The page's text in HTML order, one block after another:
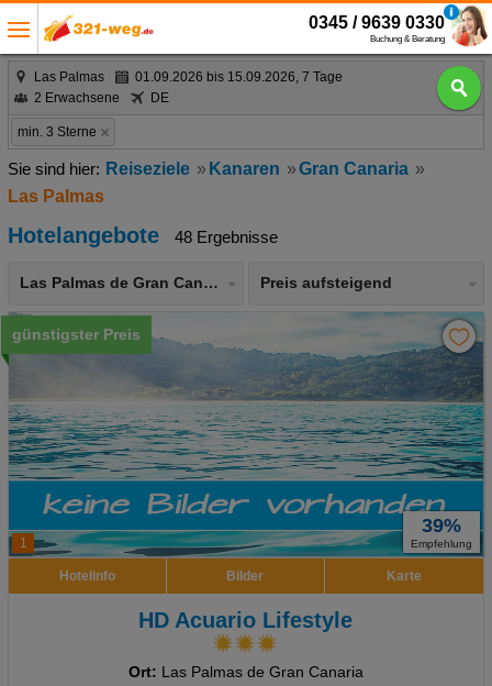
0345 / 9639 0330
Buchung & Beratung
Las Palmas
01.09.2026 bis 15.09.2026, 7 Tage
2 Erwachsene
DE
min. 3 Sterne
Reiseziele Kanaren
Gran Canaria
Las Palmas
Hotelangebote 48 Ergebnisse
Las Palmas de Gran Canaria Preis aufsteigend
1
günstigster Preis
39%
Empfehlung
Hotelinfo Bilder Karte
HD Acuario Lifestyle
Ort: Las Palmas de Gran Canaria